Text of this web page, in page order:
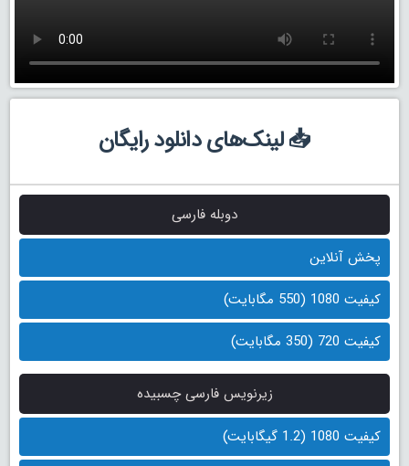
📥 لینک‌های دانلود رایگان
دوبله فارسی
پخش آنلاین
کیفیت 1080 (550 مگابایت)
کیفیت 720 (350 مگابایت)
زیرنویس فارسی چسبیده
کیفیت 1080 (1.2 گیگابایت)